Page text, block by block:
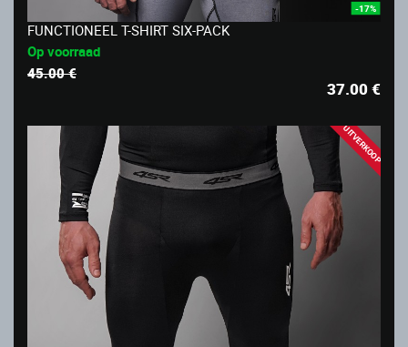
-17%
FUNCTIONEEL T-SHIRT SIX-PACK
Op voorraad
45.00 €
37.00€
UITVERKOOP